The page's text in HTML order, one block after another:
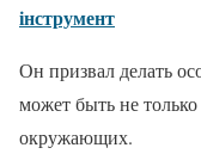
інструмент
Он призвал делать
может быть не
окружающих.